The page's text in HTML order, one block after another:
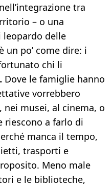
tra
– o una
leopardo delle
po’ come dire: i
chi li
Dove le famiglie hanno
vorrebbero
musei, al cinema, o
riescono a farlo di
manca il tempo,
trasporti e
Meno male
e le biblioteche,